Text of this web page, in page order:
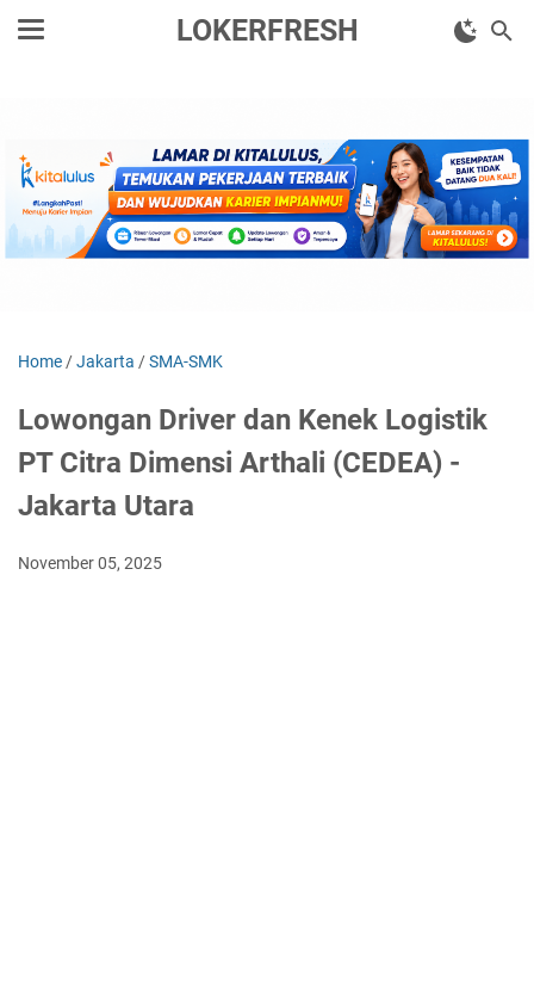
LOKERFRESH
Home /Jakarta /SMA-SMK
Lowongan Driver dan Kenek Logistik
PT Citra Dimensi Arthali (CEDEA) -
Jakarta Utara
November 05, 2025